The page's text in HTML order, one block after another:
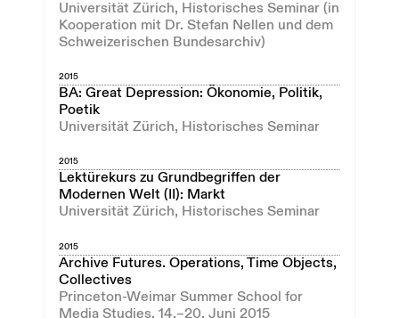
Universität Zürich, Historisches Seminar (in
Kooperation mit Dr. Stefan Nellen und dem
Schweizerischen Bundesarchiv)
2015
BA: Great Depression: Ökonomie, Politik,
Poetik
Universität Zürich, Historisches Seminar
2015
Lektürekurs zu Grundbegriffen der
Modernen Welt (II): Markt
Universität Zürich, Historisches Seminar
2015
Archive Futures. Operations, Time Objects,
Collectives
Princeton-Weimar Summer School for
Media Studies, 14.–20. Juni 2015